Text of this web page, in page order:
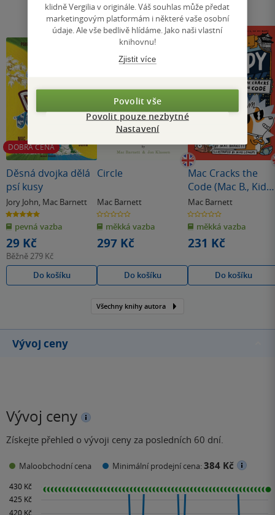
DOBRÁ CENA
Děsná dvojka dělá
psí kusy
Jory John, Mac Barnett
5.0
z
5
hvězdiček
pevná vazba
29 Kč
Běžně279 Kč
Do košíku
Circle
Mac Barnett
0.0
z
5
hvězdiček
měkká vazba
297 Kč
Do košíku
Mac Cracks the
Code (Mac B., Kid
Spy #4)
Mac Barnett
0.0
z
5
hvězdiček
měkká vazba
231 Kč
Do košíku
Všechny knihy autora
Vývoj ceny
Vývoj ceny
Získejte přehled o vývoji ceny za posledních 60 dní.
Maloobchodní cena Minimální prodejní cena:384 Kč
klidně Vergilia v originále. Váš souhlas může předat
marketingovým platformám i některé vaše osobní
údaje. Ale vše bedlivě hlídáme. Jako naši vlastní
knihovnu!
Zjistit více
Povolit vše
Povolit pouze nezbytné
Nastavení